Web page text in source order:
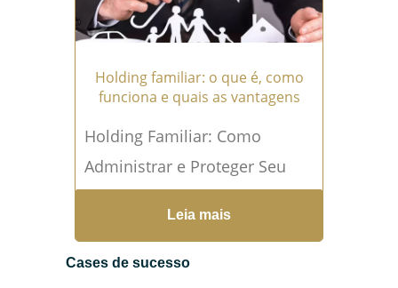
Holding familiar: o que é, como
funciona e quais as vantagens
Holding Familiar: Como
Administrar e Proteger Seu
Patrimônio Familiar Você já
pensou em administrar e
proteger o seu patrimônio
Leia mais
Cases de sucesso